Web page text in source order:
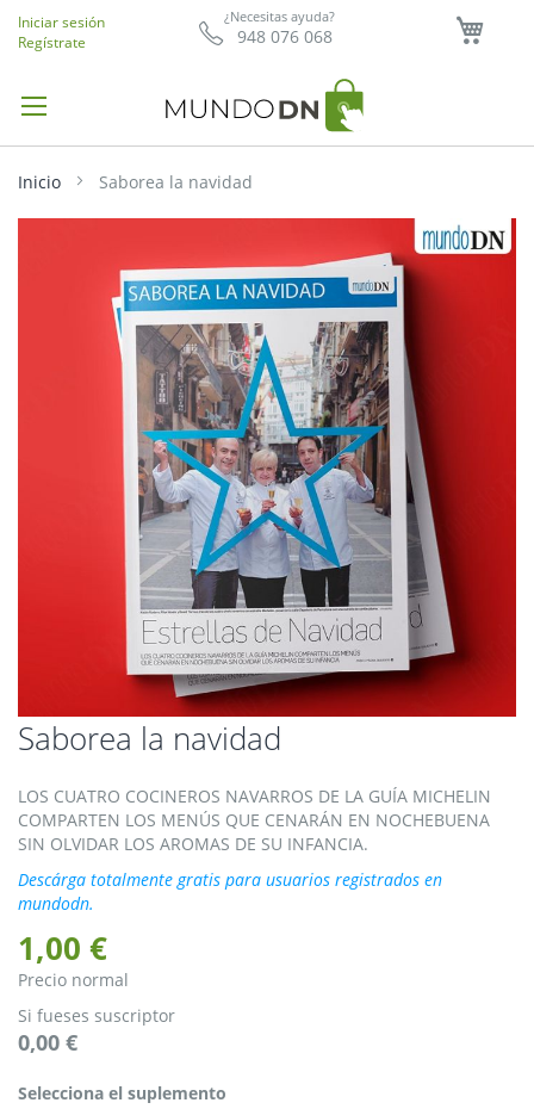
¿Necesitas ayuda?
948 076 068
Iniciar sesión
Regístrate
Inicio Saborea la navidad
Saborea la navidad
LOS CUATRO COCINEROS NAVARROS DE LA GUÍA MICHELIN
COMPARTEN LOS MENÚS QUE CENARÁN EN NOCHEBUENA
SIN OLVIDAR LOS AROMAS DE SU INFANCIA.
Descárga totalmente gratis para usuarios registrados en
mundodn.
1,00 €
Precio normal
Si fueses suscriptor
0,00 €
Saltar
al
de
la
galería
de
imágenes
el
Selecciona el suplemento